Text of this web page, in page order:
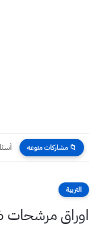
📁 مشاركات منوعه
التربية